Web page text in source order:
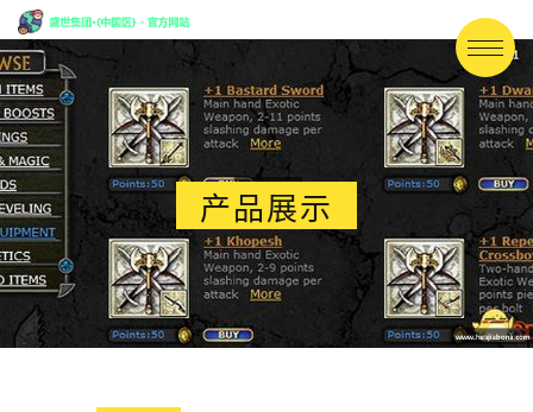
产品展示